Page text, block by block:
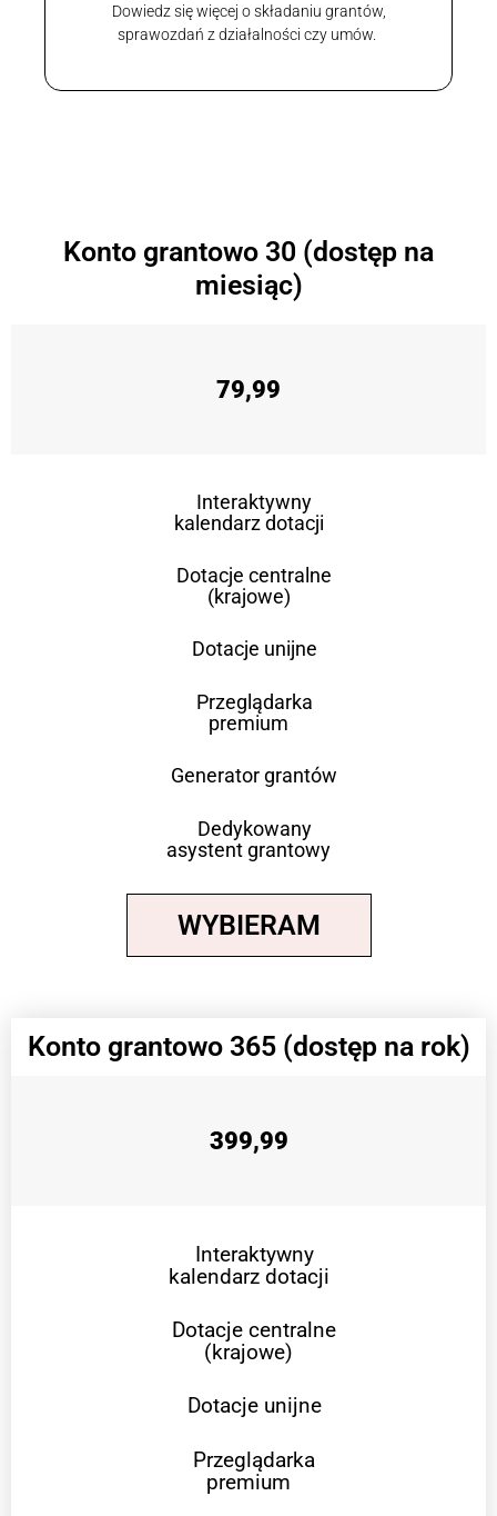
Dowiedz się więcej o składaniu grantów,
sprawozdań z działalności czy umów.
Konto grantowo 30 (dostęp na
miesiąc)
79,99
Interaktywny
kalendarz dotacji
Dotacje centralne
(krajowe)
Dotacje unijne
Przeglądarka
premium
Generator grantów
Dedykowany
asystent grantowy
WYBIERAM
Konto grantowo 365 (dostęp na rok)
399,99
Interaktywny
kalendarz dotacji
Dotacje centralne
(krajowe)
Dotacje unijne
Przeglądarka
premium